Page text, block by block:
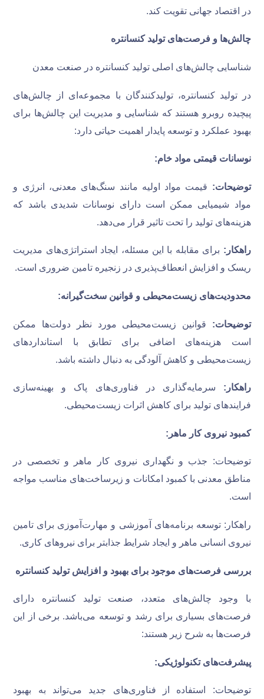
در اقتصاد جهانی تقویت کند.
چالش‌ها و فرصت‌های تولید کنسانتره
شناسایی چالش‌های اصلی تولید کنسانتره در صنعت معدن
در تولید کنسانتره، تولیدکنندگان با مجموعه‌ای از چالش‌های
پیچیده روبرو هستند که شناسایی و مدیریت این چالش‌ها برای
بهبود عملکرد و توسعه پایدار اهمیت حیاتی دارد:
نوسانات قیمتی مواد خام:
توضیحات: قیمت مواد اولیه مانند سنگ‌های معدنی، انرژی و
مواد شیمیایی ممکن است دارای نوسانات شدیدی باشد که
هزینه‌های تولید را تحت تاثیر قرار می‌دهد.
راهکار: برای مقابله با این مسئله، ایجاد استراتژی‌های مدیریت
ریسک و افزایش انعطاف‌پذیری در زنجیره تامین ضروری است.
محدودیت‌های زیست‌محیطی و قوانین سخت‌گیرانه:
توضیحات: قوانین زیست‌محیطی مورد نظر دولت‌ها ممکن
است هزینه‌های اضافی برای تطابق با استانداردهای
زیست‌محیطی و کاهش آلودگی به دنبال داشته باشد.
راهکار: سرمایه‌گذاری در فناوری‌های پاک و بهینه‌سازی
فرایندهای تولید برای کاهش اثرات زیست‌محیطی.
کمبود نیروی کار ماهر :
توضیحات: جذب و نگهداری نیروی کار ماهر و تخصصی در
مناطق معدنی با کمبود امکانات و زیرساخت‌های مناسب مواجه
است.
راهکار: توسعه برنامه‌های آموزشی و مهارت‌آموزی برای تامین
نیروی انسانی ماهر و ایجاد شرایط جذابتر برای نیروهای کاری.
بررسی فرصت‌های موجود برای بهبود و افزایش تولید کنسانتره
با وجود چالش‌های متعدد، صنعت تولید کنسانتره دارای
فرصت‌های بسیاری برای رشد و توسعه می‌باشد. برخی از این
فرصت‌ها به شرح زیر هستند:
پیشرفت‌های تکنولوژیکی:
توضیحات: استفاده از فناوری‌های جدید می‌تواند به بهبود